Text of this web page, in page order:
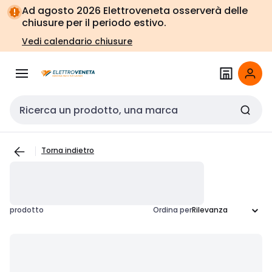
Vai alla
navigazione
Vai
alla
pagina
Ad agosto 2026 Elettroveneta osserverà delle
chiusure per il periodo estivo.
Vedi calendario chiusure
Cerca input
Torna indietro
prodotto Ordina per